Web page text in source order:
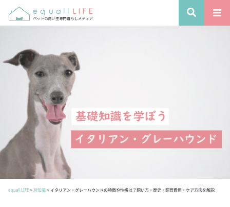
equall LIFE> 豆知識> イタリアン・グレーハウンドの特徴や性格は？飼い方・歴史・飼育費用・ケア方法を解説